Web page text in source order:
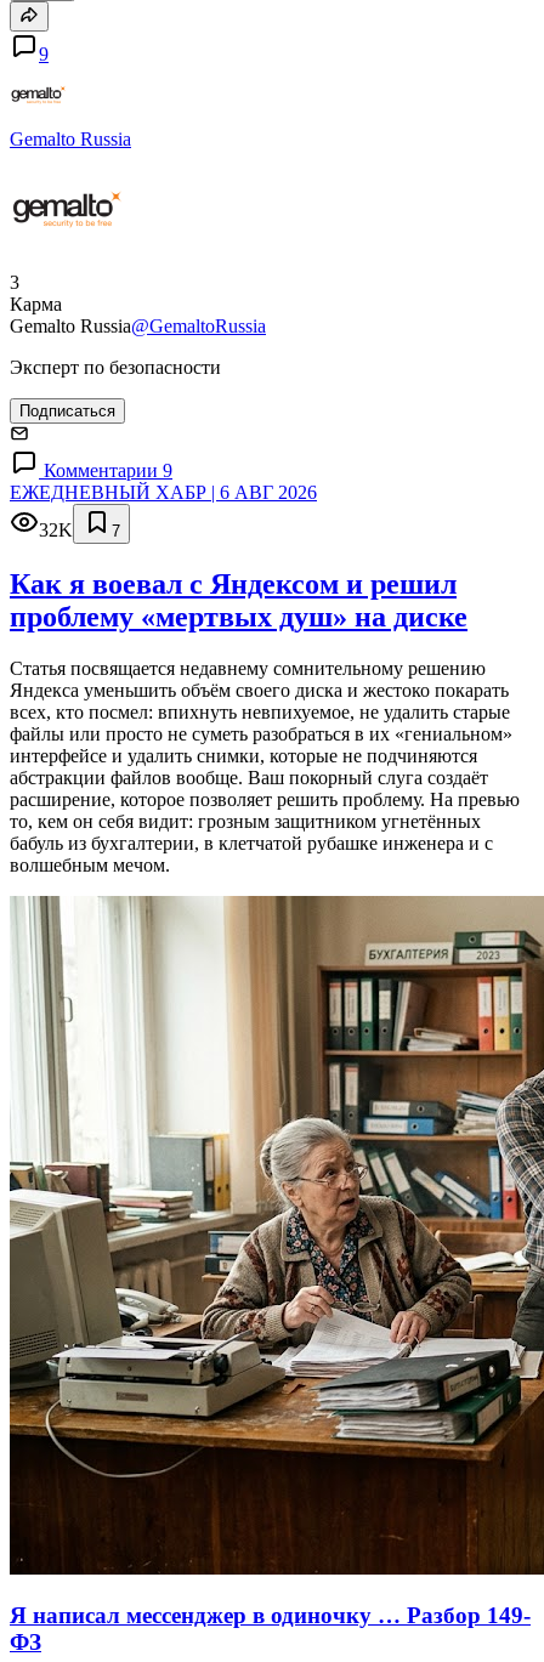
9
Gemalto Russia
3
Карма
Gemalto Russia@GemaltoRussia
Эксперт по безопасности
Подписаться
Комментарии 9
ЕЖЕДНЕВНЫЙ ХАБР | 6 АВГ 2026
32K
7
Как я воевал с Яндексом и решил
проблему «мертвых душ» на диске
Статья посвящается недавнему сомнительному решению
Яндекса уменьшить объём своего диска и жестоко покарать
всех, кто посмел: впихнуть невпихуемое, не удалить старые
файлы или просто не суметь разобраться в их «гениальном»
интерфейсе и удалить снимки, которые не подчиняются
абстракции файлов вообще. Ваш покорный слуга создаёт
расширение, которое позволяет решить проблему. На превью
то, кем он себя видит: грозным защитником угнетённых
бабуль из бухгалтерии, в клетчатой рубашке инженера и с
волшебным мечом.
Я написал мессенджер в одиночку … Разбор 149-
ФЗ